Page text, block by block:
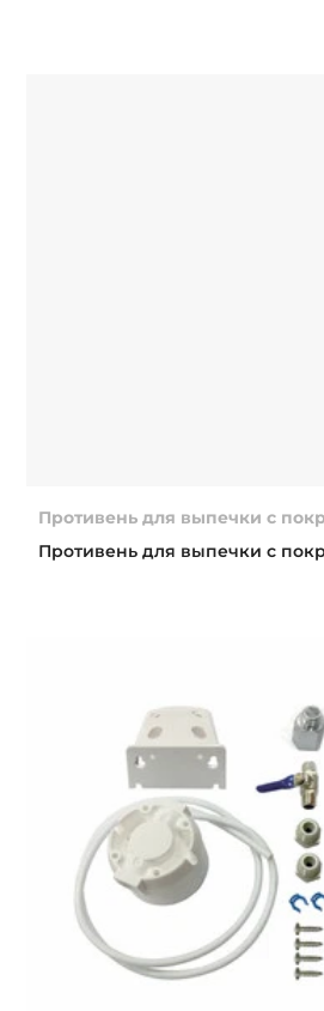
Противень для выпечки с
Противень для выпечки с